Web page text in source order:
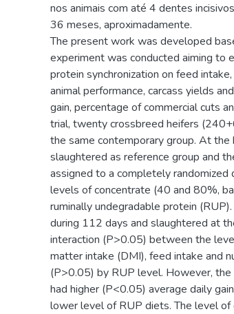
nos animais com até 4 dentes
36 meses, aproximadamente.
The present work was developed
experiment was conducted aiming to
protein synchronization on feed
animal performance, carcass yields
gain, percentage of commercial cuts
trial, twenty crossbreed heifers
the same contemporary group. At the
slaughtered as reference group and
assigned to a completely
levels of concentrate (40 and 80%,
ruminally undegradable protein
during 112 days and slaughtered at
interaction (P>0.05) between the
matter intake (DMI), feed intake and
(P>0.05) by RUP level. However,
had higher (P<0.05) average daily
lower level of RUP diets. The level